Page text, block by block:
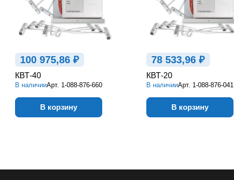
100 975,86 ₽
КВТ-40
В наличииАрт. 1-088-876-660
В корзину
78 533,96 ₽
КВТ-20
В наличииАрт. 1-088-876-041
В корзину